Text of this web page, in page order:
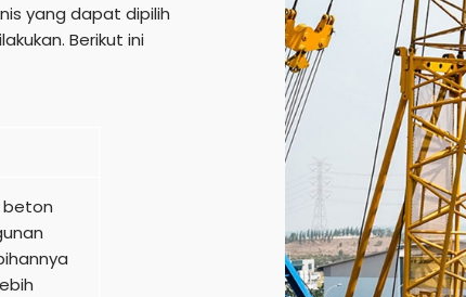
yang dapat dipilih
Berikut ini
beton